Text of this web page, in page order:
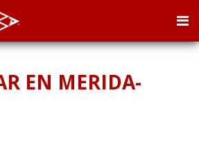
EN MERIDA-